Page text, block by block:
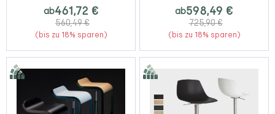
ab461,72 €
560,49 €
(bis zu 18% sparen)
ab598,49 €
725,90 €
(bis zu 18% sparen)